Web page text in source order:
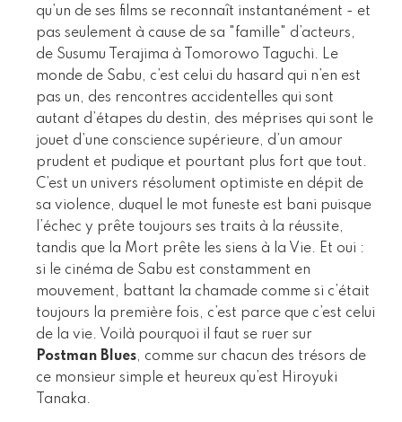
qu’un de ses films se reconnaît instantanément - et
pas seulement à cause de sa "famille" d’acteurs,
de Susumu Terajima à Tomorowo Taguchi. Le
monde de Sabu, c’est celui du hasard qui n’en est
pas un, des rencontres accidentelles qui sont
autant d’étapes du destin, des méprises qui sont le
jouet d’une conscience supérieure, d’un amour
prudent et pudique et pourtant plus fort que tout.
C’est un univers résolument optimiste en dépit de
sa violence, duquel le mot funeste est bani puisque
l’échec y prête toujours ses traits à la réussite,
tandis que la Mort prête les siens à la Vie. Et oui :
si le cinéma de Sabu est constamment en
mouvement, battant la chamade comme si c’était
toujours la première fois, c’est parce que c’est celui
de la vie. Voilà pourquoi il faut se ruer sur
Postman Blues, comme sur chacun des trésors de
ce monsieur simple et heureux qu’est Hiroyuki
Tanaka.